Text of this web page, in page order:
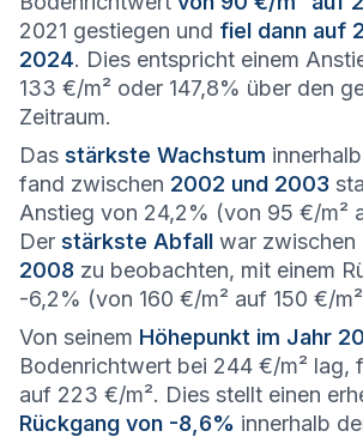
2021 gestiegen und fiel dann auf
2024. Dies entspricht einem
133 €/m² oder 147,8% über den
Zeitraum.
Das stärkste Wachstum
fand zwischen 2002 und 2003
Anstieg von 24,2% (von 95 €/m²
Der stärkste Abfall war zwischen
2008 zu beobachten, mit einem
-6,2% (von 160 €/m² auf 150 €/
Von seinem Höhepunkt im Jahr
Bodenrichtwert bei 244 €/m² lag,
auf 223 €/m². Dies stellt einen
Rückgang von -8,6% innerhalb